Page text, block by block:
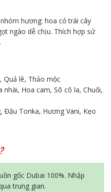
hương: hoa cỏ trái cây
ngào dễ chịu. Thích hợp sử
Quả lê, Thảo mộc
Hoa cam, Sô cô la, Chuối,
Đậu Tonka, Hương Vani, Kẹo
gốc Dubai 100%. Nhập
trung gian.